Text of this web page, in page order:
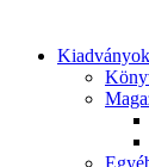
Kiadványok